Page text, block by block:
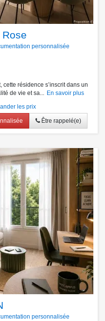
personnalisée
résidence s’inscrit dans un
de vie et sa... En savoir plus
les prix
Être rappelé(e)
personnalisée